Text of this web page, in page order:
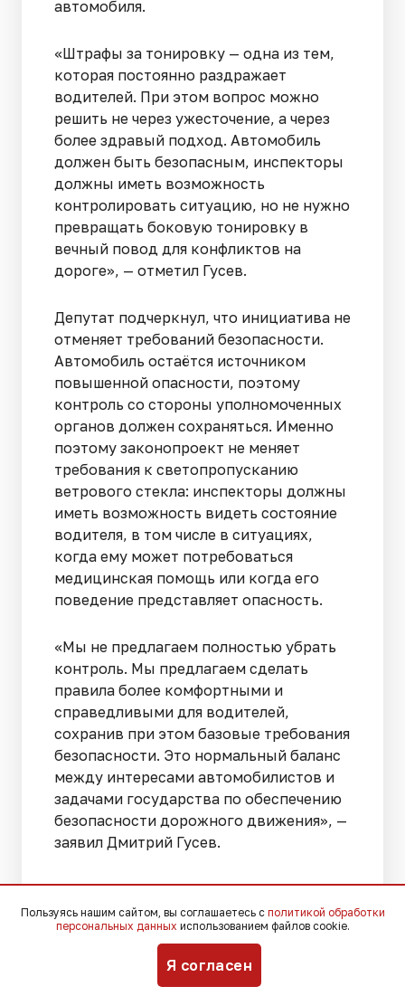
автомобиля.
«Штрафы за тонировку — одна из тем,
которая постоянно раздражает
водителей. При этом вопрос можно
решить не через ужесточение, а через
более здравый подход. Автомобиль
должен быть безопасным, инспекторы
должны иметь возможность
контролировать ситуацию, но не нужно
превращать боковую тонировку в
вечный повод для конфликтов на
дороге», — отметил Гусев.
Депутат подчеркнул, что инициатива не
отменяет требований безопасности.
Автомобиль остаётся источником
повышенной опасности, поэтому
контроль со стороны уполномоченных
органов должен сохраняться. Именно
поэтому законопроект не меняет
требования к светопропусканию
ветрового стекла: инспекторы должны
иметь возможность видеть состояние
водителя, в том числе в ситуациях,
когда ему может потребоваться
медицинская помощь или когда его
поведение представляет опасность.
«Мы не предлагаем полностью убрать
контроль. Мы предлагаем сделать
правила более комфортными и
справедливыми для водителей,
сохранив при этом базовые требования
безопасности. Это нормальный баланс
между интересами автомобилистов и
задачами государства по обеспечению
безопасности дорожного движения», —
заявил Дмитрий Гусев.
После получения отзыва правительства
законопроект планируется внести в
Государственную думу.
Пользуясь нашим сайтом, вы соглашаетесь с политикой обработки
персональных данных использованием файлов cookie.
Я согласен